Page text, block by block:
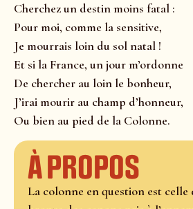
Cherchez un destin moins fatal :
Pour moi, comme la sensitive,
Je mourrais loin du sol natal !
Et si la France, un jour m’ordonne
De chercher au loin le bonheur,
J’irai mourir au champ d’honneur,
Ou bien au pied de la Colonne.
À propos
La colonne en question est celle